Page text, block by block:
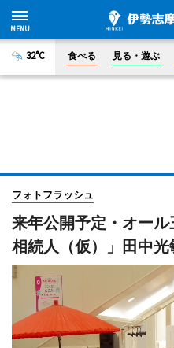
32°C 食べる 見る・遊ぶ
フォトフラッシュ
来年公開予定・オー
相続人（仮）」田中